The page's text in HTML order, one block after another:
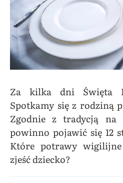
Za kilka dni Święta
Spotkamy się z rodziną
Zgodnie z tradycją na
powinno pojawić się 12
Które potrawy
zjeść dziecko?